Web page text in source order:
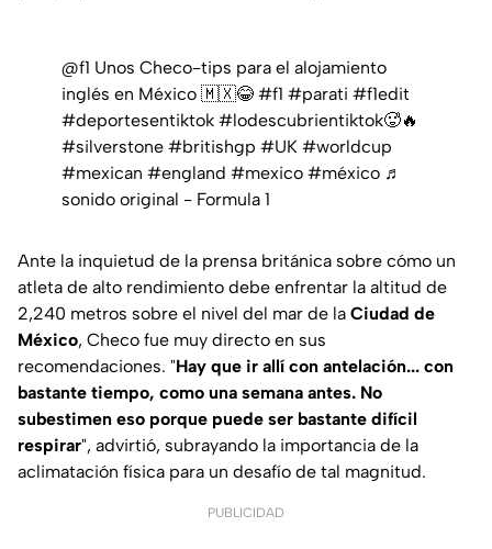
@f1 Unos Checo-tips para el alojamiento
inglés en México 🇲🇽😂 #f1 #parati #f1edit
#deportesentiktok #lodescubrientiktok🥵🔥
#silverstone #britishgp #UK #worldcup
#mexican #england #mexico #méxico ♬
sonido original - Formula 1
Ante la inquietud de la prensa británica sobre cómo un
atleta de alto rendimiento debe enfrentar la altitud de
2,240 metros sobre el nivel del mar de la Ciudad de
México, Checo fue muy directo en sus
recomendaciones. "Hay que ir allí con antelación... con
bastante tiempo, como una semana antes. No
subestimen eso porque puede ser bastante difícil
respirar", advirtió, subrayando la importancia de la
aclimatación física para un desafío de tal magnitud.
PUBLICIDAD